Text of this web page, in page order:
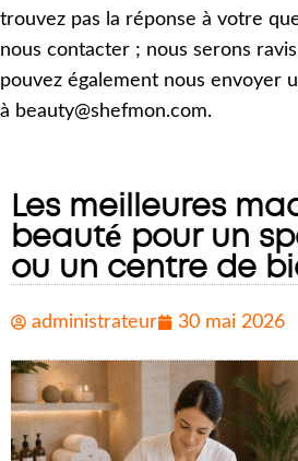
trouvez pas la réponse à votre
nous contacter ; nous serons
pouvez également nous envoyer
à beauty@shefmon.com.
Les meilleures
beauté pour un
ou un centre de
administrateur 30 mai 2026